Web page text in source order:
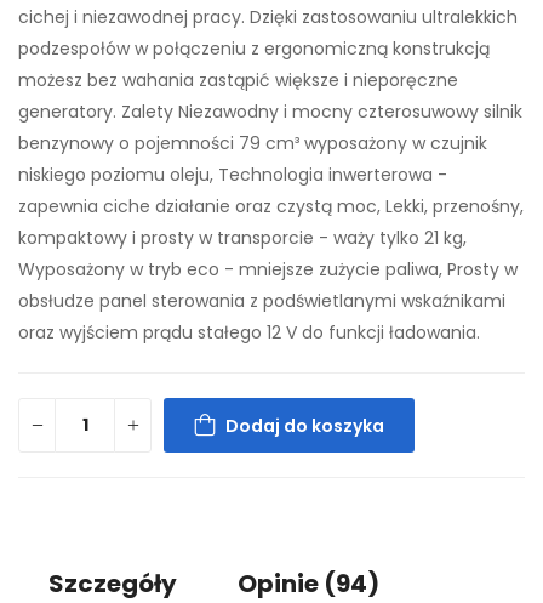
cichej i niezawodnej pracy. Dzięki zastosowaniu ultralekkich
podzespołów w połączeniu z ergonomiczną konstrukcją
możesz bez wahania zastąpić większe i nieporęczne
generatory. Zalety Niezawodny i mocny czterosuwowy silnik
benzynowy o pojemności 79 cm³ wyposażony w czujnik
niskiego poziomu oleju, Technologia inwerterowa -
zapewnia ciche działanie oraz czystą moc, Lekki, przenośny,
kompaktowy i prosty w transporcie - waży tylko 21 kg,
Wyposażony w tryb eco - mniejsze zużycie paliwa, Prosty w
obsłudze panel sterowania z podświetlanymi wskaźnikami
oraz wyjściem prądu stałego 12 V do funkcji ładowania.
Dodaj do koszyka
Szczegóły Opinie (94)